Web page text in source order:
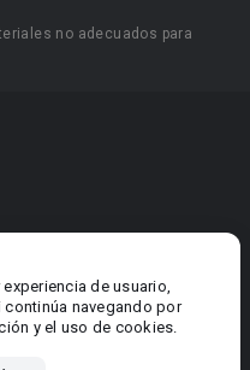
de usuario,
navegando por
y el uso de cookies.
no adecuados para